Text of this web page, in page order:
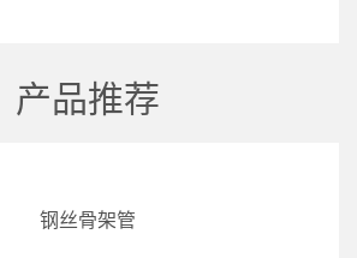
产品推荐
钢丝骨架管